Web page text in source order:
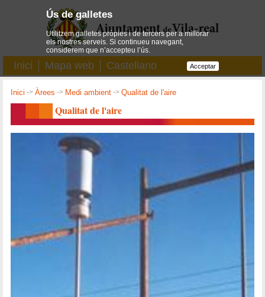
Inici Mapa web Castellano
Inici ->Àrees -> Medi ambient ->Qualitat de l'aire
Qualitat de l'aire
Ús de galletes
Utilitzem galletes pròpies i de tercers per a millorar
els nostres serveis. Si continueu navegant,
considerem que n’accepteu l’ús.
Acceptar